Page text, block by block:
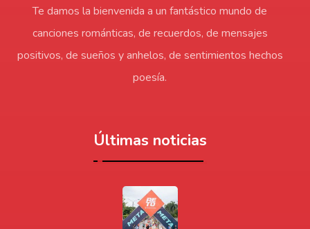
Te damos la bienvenida a un fantástico mundo de
canciones románticas, de recuerdos, de mensajes
positivos, de sueños y anhelos, de sentimientos hechos
poesía.
Últimas noticias